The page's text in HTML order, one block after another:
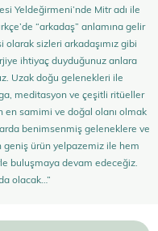
Yeldeğirmeni’nde Mitr adı ile
“arkadaş” anlamına gelir
olarak sizleri arkadaşımız gibi
ihtiyaç duyduğunuz anlara
Uzak doğu gelenekleri ile
meditasyon ve çeşitli ritüeller
en samimi ve doğal olanı olmak
benimsenmiş geleneklere ve
geniş ürün yelpazemiz ile hem
buluşmaya devam edeceğiz.
olacak…”